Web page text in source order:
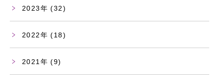
2023 (32)
2022 (18)
2021 (9)